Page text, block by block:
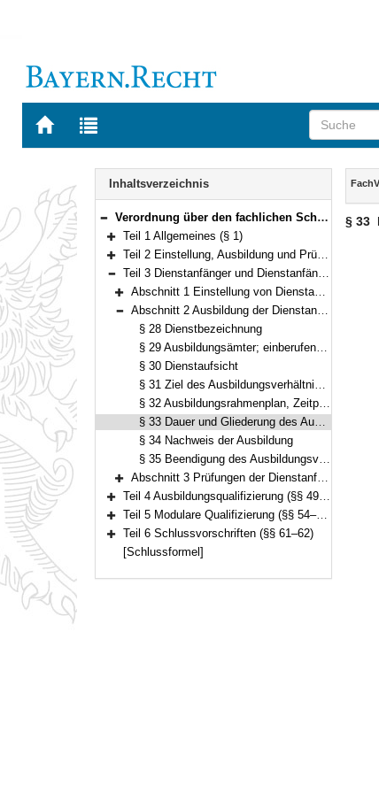
Zur
BAYERN.RECHT
Zur
letzten
Navigation
Inhaltsverzeichnis
Bereich reduzieren
Verordnung über den fachlichen Schwerpunkt Vermessung und Geoinformation (FachV-VermGeo) Vom 28. September 2012 (GVBl. S. 493) BayRS 2038-3-5-5-F (§§ 1–62)
Bereich erweitern
Teil 1 Allgemeines (§ 1)
Bereich erweitern
Teil 2 Einstellung, Ausbildung und Prüfung (§§ 2–25)
Bereich reduzieren
Teil 3 Dienstanfänger und Dienstanfängerinnen (§§ 26–48)
Bereich erweitern
Abschnitt 1 Einstellung von Dienstanfängern und Dienstanfängerinnen (§§ 26–27)
Bereich reduzieren
Abschnitt 2 Ausbildung der Dienstanfänger und Dienstanfängerinnen (§§ 28–35)
§ 28 Dienstbezeichnung
§ 29 Ausbildungsämter; einberufende Stelle
§ 30 Dienstaufsicht
§ 31 Ziel des Ausbildungsverhältnisses
§ 32 Ausbildungsrahmenplan, Zeitplan
§ 33 Dauer und Gliederung des Ausbildungsverhältnisses
§ 34 Nachweis der Ausbildung
§ 35 Beendigung des Ausbildungsverhältnisses
Bereich erweitern
Abschnitt 3 Prüfungen der Dienstanfänger und Dienstanfängerinnen (§§ 36–48)
Bereich erweitern
Teil 4 Ausbildungsqualifizierung (§§ 49–53)
Bereich erweitern
Teil 5 Modulare Qualifizierung (§§ 54–60)
Bereich erweitern
Teil 6 Schlussvorschriften (§§ 61–62)
[Schlussformel]
Inhalt
§ 33